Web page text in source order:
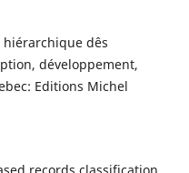
hiérarchique dês
développement,
Editions Michel